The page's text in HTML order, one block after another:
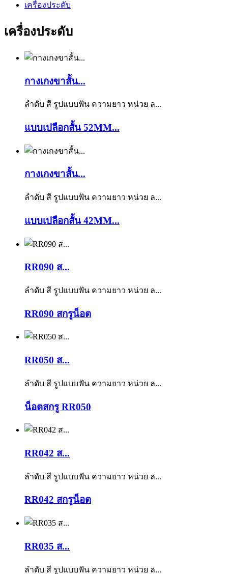
เครื่องประดับ
เครื่องประดับ
กางเกงขาสั้น...
ลำดับ สี รูปแบบฟัน ความยาว หน่วย ล...
แบบเปลือกสั้น 52MM...
กางเกงขาสั้น...
ลำดับ สี รูปแบบฟัน ความยาว หน่วย ล...
แบบเปลือกสั้น 42MM...
RR090 ส...
ลำดับ สี รูปแบบฟัน ความยาว หน่วย ล...
RR090 สกรูน็อต
RR050 ส...
ลำดับ สี รูปแบบฟัน ความยาว หน่วย ล...
น็อตสกรู RR050
RR042 ส...
ลำดับ สี รูปแบบฟัน ความยาว หน่วย ล...
RR042 สกรูน็อต
RR035 ส...
ลำดับ สี รูปแบบฟัน ความยาว หน่วย ล...